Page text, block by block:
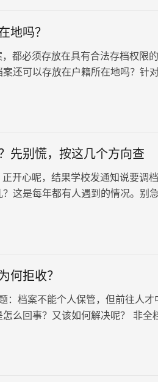
地吗？
都必须存放在具有合法存档权限
还可以存放在户籍所在地吗？针
先别慌，按这几个方向查
开心呢，结果学校发通知说要调档
这是每年都有人遇到的情况。别
何拒收？
档案不能个人保管，但前往人才
么回事？又该如何解决呢？ 非全